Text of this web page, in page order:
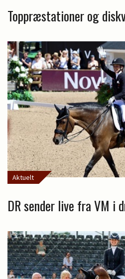
Toppræstationer og
Aktuelt
DR sender live fra VM i